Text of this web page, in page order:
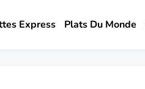
Express Plats Du Monde